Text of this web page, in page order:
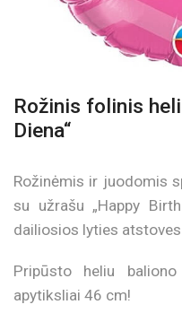
Rožinis folinis
Diena“
Rožinėmis ir juodomis
su užrašu „Happy
dailiosios lyties
Pripūsto heliu baliono
apytiksliai 46 cm!